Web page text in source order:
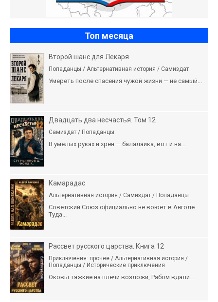
Топ месяца
Второй шанс для Лекаря
Попаданцы / Альтернативная история / Самиздат
Умереть после спасения чужой жизни — не самый...
Двадцать два несчастья. Том 12
Самиздат / Попаданцы
В умелых руках и хрен — балалайка, вот и на...
Камарадас
Альтернативная история / Самиздат / Попаданцы
Советский Союз официально не воюет в Анголе.
Туда...
Рассвет русского царства. Книга 12
Приключения: прочее / Альтернативная история /
Попаданцы / Исторические приключения
Оковы тяжкие на плечи возложи, Рабом вдали...